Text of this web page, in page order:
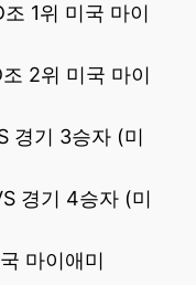
1위 미국 마이
2위 미국 마이
경기 3승자 (미
경기 4승자 (미
마이애미